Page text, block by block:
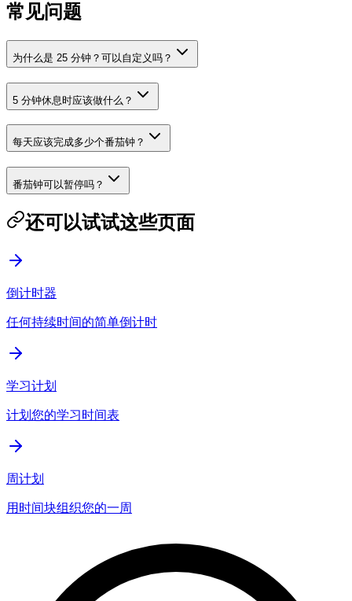
常见问题
为什么是 25 分钟？可以自定义吗？
5 分钟休息时应该做什么？
每天应该完成多少个番茄钟？
番茄钟可以暂停吗？
还可以试试这些页面
倒计时器
任何持续时间的简单倒计时
学习计划
计划您的学习时间表
周计划
用时间块组织您的一周